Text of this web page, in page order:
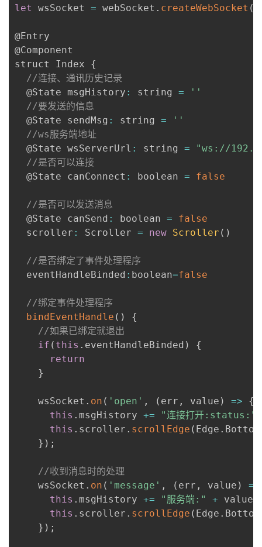
let wsSocket = webSocket . createWebSocket (
@Entry
@Component
struct Index {
//连接、通讯历史记录
  @State msgHistory
: string =
''
//要发送的信息
  @State sendMsg
: string =
''
//ws服务端地址
  @State wsServerUrl
: string =
"ws://
//是否可以连接
  @State canConnect
: boolean = false
//是否可以发送消息
  @State canSend
: boolean =
false
  scroller
: Scroller = new Scroller ( )
//是否绑定了事件处理程序
  eventHandleBinded
: boolean=false
//绑定事件处理程序
bindEventHandle ( )
{
//如果已绑定就退出
if ( this . eventHandleBinded )
{
return
}
    wsSocket
. on ( 'open' , ( err , value ) =>
{
this . msgHistory +=
"连接打开:status:"
this . scroller . scrollEdge ( Edge . Bottom
} ) ;
//收到消息时的处理
    wsSocket
. on ( 'message' , ( err , value )
=>
this . msgHistory += "服务端:" + value
this . scroller . scrollEdge ( Edge . Bottom
} ) ;